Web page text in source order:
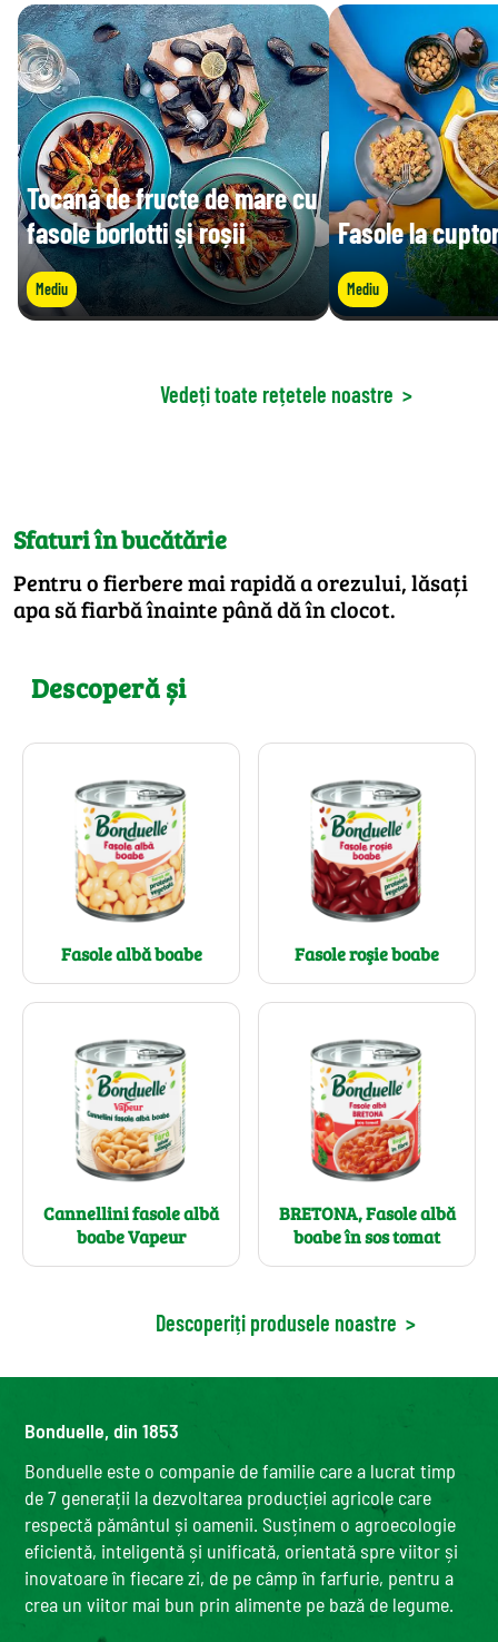
Tocană de fructe de mare cu
fasole borlotti și roșii
Mediu
Fasole la
Mediu
Vedeți toate rețetele noastre >
Sfaturi în bucătărie
Pentru o fierbere mai rapidă a orezului, lăsați
apa să fiarbă înainte până dă în clocot.
Descoperă și
Fasole albă boabe Fasole roşie boabe
Cannellini fasole albă
boabe Vapeur
BRETONA, Fasole albă
boabe în sos tomat
Descoperiți produsele noastre >
Bonduelle, din 1853
Bonduelle este o companie de familie care a lucrat timp
de 7 generații la dezvoltarea producției agricole care
respectă pământul și oamenii. Susținem o agroecologie
eficientă, inteligentă și unificată, orientată spre viitor și
inovatoare în fiecare zi, de pe câmp în farfurie, pentru a
crea un viitor mai bun prin alimente pe bază de legume.